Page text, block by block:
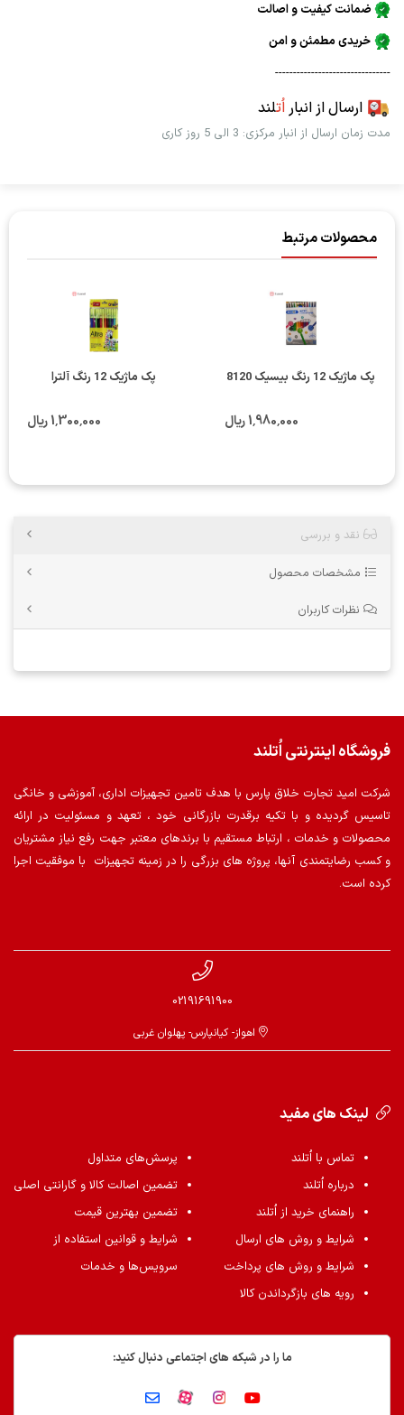
ضمانت کیفیت و اصالت
خریدی مطمئن و امن
--------------------------------
ارسال از انباراُتلند
مدت زمان ارسال از انبار مرکزی: 3 الی 5 روز کاری
محصولات مرتبط
پک ماژیک 12 رنگ بیسیک 8120
1٬980٬000 ریال
پک ماژیک 12 رنگ آلترا
1٬300٬000 ریال
نقد و بررسی
مشخصات محصول
نظرات کاربران
فروشگاه اینترنتی اُتلند
شرکت امید تجارت خلاق پارس با هدف تامین تجهیزات اداری، آموزشی و خانگی
تاسیس گردیده و با تکیه برقدرت بازرگانی خود ، تعهد و مسئولیت در ارائه
محصولات و خدمات ، ارتباط مستقیم با برندهای معتبر جهت رفع نیاز مشتریان
و کسب رضایتمندی آنها، پروژه های بزرگی را در زمینه تجهیزات با موفقیت اجرا
کرده است.
02191691900
اهواز- کیانپارس- پهلوان غربی
لینک های مفید
تماس با اُتلند
درباره اُتلند
راهنمای خرید از اُتلند
شرایط و روش های ارسال
شرایط و روش های پرداخت
رویه های بازگرداندن کالا
پرسش‌های متداول
تضمین اصالت کالا و گارانتی اصلی
تضمین بهترین قیمت
شرایط و قوانین استفاده از
سرویس‌ها و خدمات
ما را در شبکه های اجتماعی دنبال کنید: